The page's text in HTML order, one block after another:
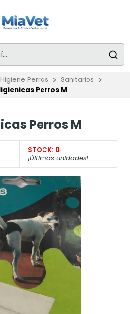
Higiene Perros
Sanitarios
Perros M
Perros M
STOCK: 0
¡Últimas unidades!